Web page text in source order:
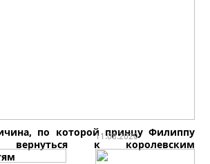
по которой принцу Филиппу
вернуться к королевским
11.08.2020